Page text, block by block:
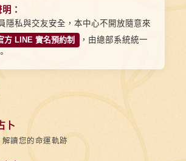
：
隱私與交友安全，本中心不開放隨意來
方 LINE 實名預約制
，由總部系統統一
卜
讀您的命運軌跡